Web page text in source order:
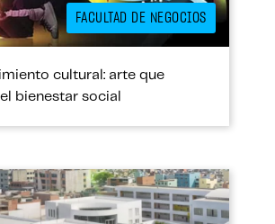
FACULTAD DE NEGOCIOS
cultural: arte que
bienestar social